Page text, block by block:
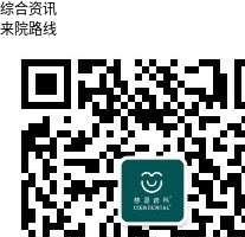
综合资讯
来院路线